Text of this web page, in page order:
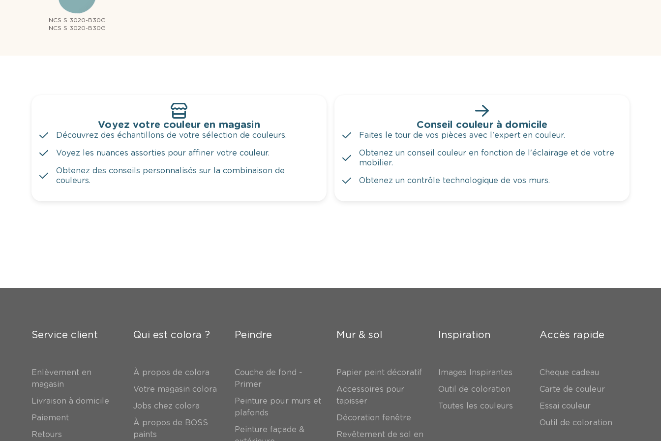
NCS S 3020-B30G
NCS S 3020-B30G
Voyez votre couleur en magasin
Découvrez des échantillons de votre sélection de couleurs.
Voyez les nuances assorties pour affiner votre couleur.
Obtenez des conseils personnalisés sur la combinaison de
couleurs.
Conseil couleur à domicile
Faites le tour de vos pièces avec l'expert en couleur.
Obtenez un conseil couleur en fonction de l'éclairage et de votre
mobilier.
Obtenez un contrôle technologique de vos murs.
Service client
Enlèvement en
magasin
Livraison à domicile
Paiement
Retours
Qui est colora ?
À propos de colora
Votre magasin colora
Jobs chez colora
À propos de BOSS
paints
Peindre
Couche de fond -
Primer
Peinture pour murs et
plafonds
Peinture façade &
Mur & sol
Papier peint décoratif
Accessoires pour
tapisser
Décoration fenêtre
Revêtement de sol en
Inspiration
Images Inspirantes
Outil de coloration
Toutes les couleurs
Accès rapide
Cheque cadeau
Carte de couleur
Essai couleur
Outil de coloration